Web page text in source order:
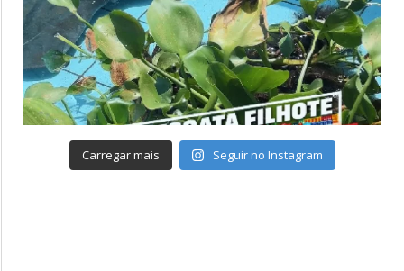
Carregar mais Seguir no Instagram